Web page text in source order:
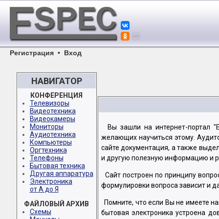
Регистрация • Вход
НАВИГАТОР
КОНФЕРЕНЦИЯ
Телевизоры
Видеотехника
Видеокамеры
Мониторы
Аудиотехника
Компьютеры
Оргтехника
Телефоны
Бытовая техника
Другая аппаратура
Электроника
от А до Я
ФАЙЛОВЫЙ АРХИВ
Схемы
Вы зашли на интернет-портал
желающих научиться этому.
сайте документация, а также
и другую полезную информацию и
Сайт построен по принципу
формулировки вопроса зависит и
Помните, что если Вы не имеете
бытовая электроника устроена